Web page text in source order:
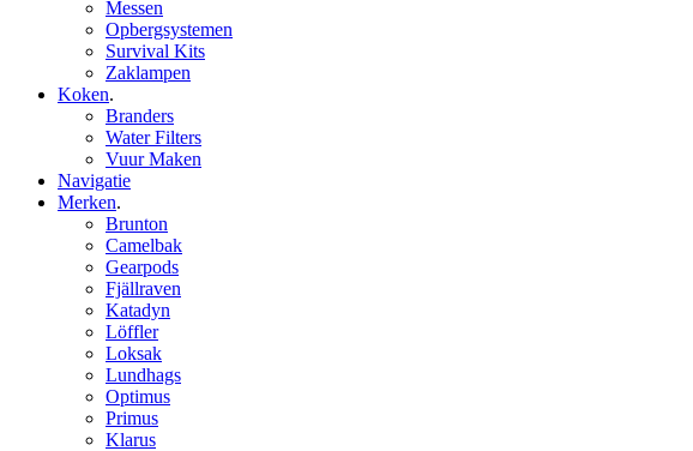
Messen
Opbergsystemen
Survival Kits
Zaklampen
Koken.
Branders
Water Filters
Vuur Maken
Navigatie
Merken.
Brunton
Camelbak
Gearpods
Fjällraven
Katadyn
Löffler
Loksak
Lundhags
Optimus
Primus
Klarus